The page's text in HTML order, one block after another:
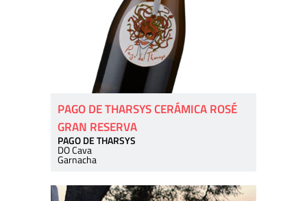
PAGO DE THARSYS CERÁMICA ROSÉ
GRAN RESERVA
PAGO DE THARSYS
DO Cava
Garnacha